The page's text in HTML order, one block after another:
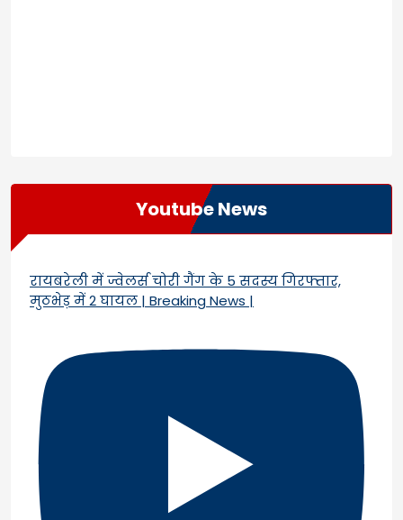
Youtube News
रायबरेली में ज्वेलर्स चोरी गैंग के 5 सदस्य गिरफ्तार,
मुठभेड़ में 2 घायल | Breaking News |